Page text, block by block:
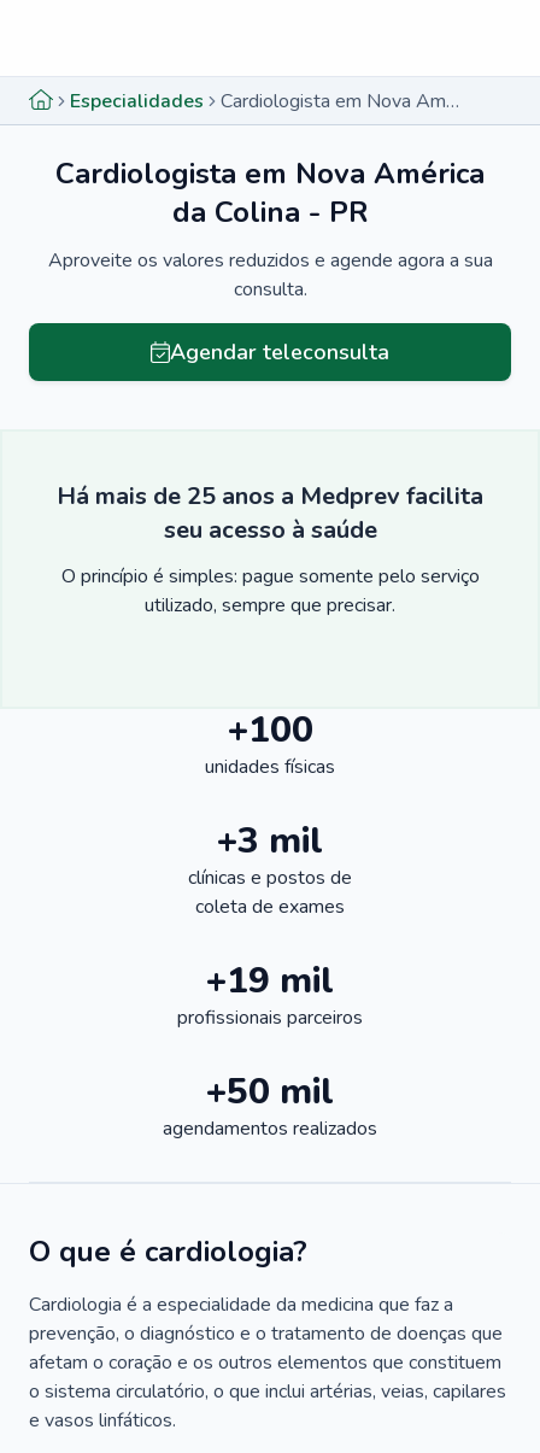
Especialidades Cardiologista em Nova América da Colina - PR
Cardiologista em Nova América
da Colina - PR
Aproveite os valores reduzidos e agende agora a sua
consulta.
Agendar teleconsulta
Há mais de 25 anos a Medprev facilita
seu acesso à saúde
O princípio é simples: pague somente pelo serviço
utilizado, sempre que precisar.
+100
unidades físicas
+3 mil
clínicas e postos de
coleta de exames
+19 mil
profissionais parceiros
+50 mil
agendamentos realizados
O que é cardiologia?
Cardiologia é a especialidade da medicina que faz a
prevenção, o diagnóstico e o tratamento de doenças que
afetam o coração e os outros elementos que constituem
o sistema circulatório, o que inclui artérias, veias, capilares
e vasos linfáticos.